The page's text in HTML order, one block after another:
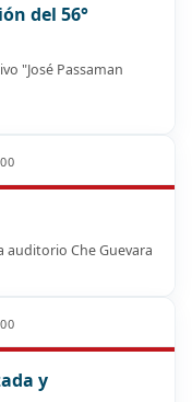
del 56°
"José Passaman
auditorio Che Guevara
y